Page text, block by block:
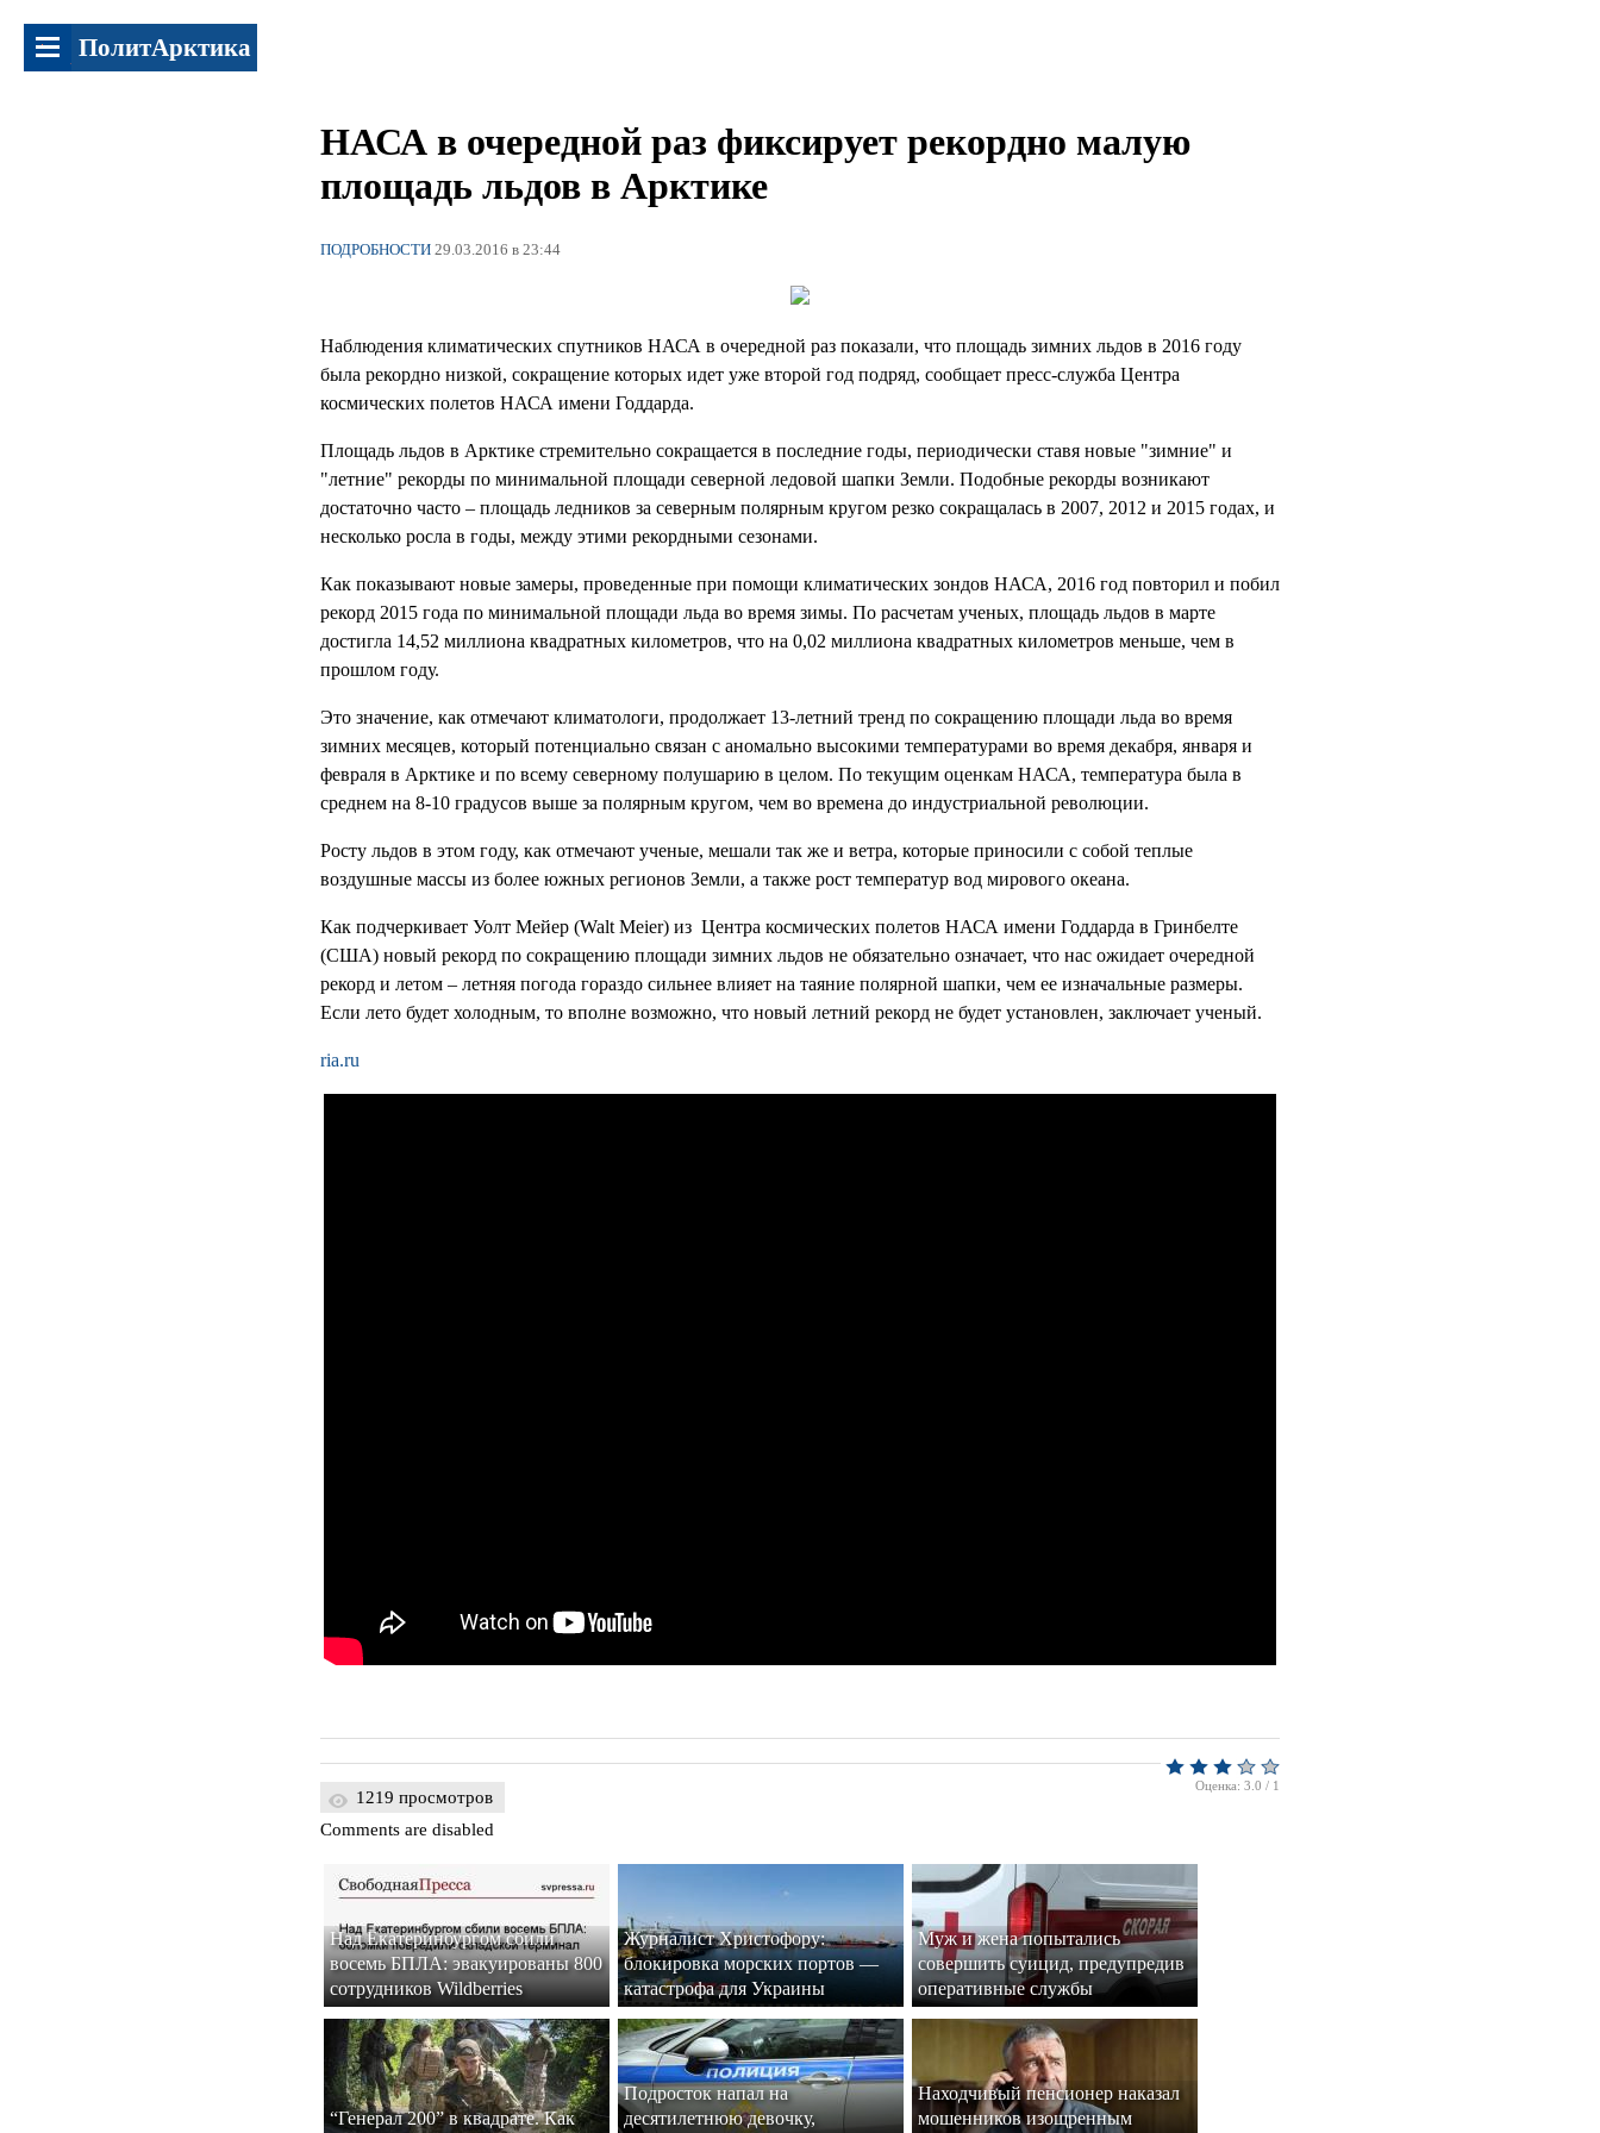
ПолитАрктика
НАСА в очередной раз фиксирует рекордно малую
площадь льдов в Арктике
ПОДРОБНОСТИ29.03.2016 в 23:44
Наблюдения климатических спутников НАСА в очередной раз показали, что площадь зимних льдов в 2016 году
была рекордно низкой, сокращение которых идет уже второй год подряд, сообщает пресс-служба Центра
космических полетов НАСА имени Годдарда.
Площадь льдов в Арктике стремительно сокращается в последние годы, периодически ставя новые "зимние" и
"летние" рекорды по минимальной площади северной ледовой шапки Земли. Подобные рекорды возникают
достаточно часто – площадь ледников за северным полярным кругом резко сокращалась в 2007, 2012 и 2015 годах, и
несколько росла в годы, между этими рекордными сезонами.
Как показывают новые замеры, проведенные при помощи климатических зондов НАСА, 2016 год повторил и побил
рекорд 2015 года по минимальной площади льда во время зимы. По расчетам ученых, площадь льдов в марте
достигла 14,52 миллиона квадратных километров, что на 0,02 миллиона квадратных километров меньше, чем в
прошлом году.
Это значение, как отмечают климатологи, продолжает 13-летний тренд по сокращению площади льда во время
зимних месяцев, который потенциально связан с аномально высокими температурами во время декабря, января и
февраля в Арктике и по всему северному полушарию в целом. По текущим оценкам НАСА, температура была в
среднем на 8-10 градусов выше за полярным кругом, чем во времена до индустриальной революции.
Росту льдов в этом году, как отмечают ученые, мешали так же и ветра, которые приносили с собой теплые
воздушные массы из более южных регионов Земли, а также рост температур вод мирового океана.
Как подчеркивает Уолт Мейер (Walt Meier) из Центра космических полетов НАСА имени Годдарда в Гринбелте
(США) новый рекорд по сокращению площади зимних льдов не обязательно означает, что нас ожидает очередной
рекорд и летом – летняя погода гораздо сильнее влияет на таяние полярной шапки, чем ее изначальные размеры.
Если лето будет холодным, то вполне возможно, что новый летний рекорд не будет установлен, заключает ученый.
ria.ru
Оценка: 3.0 / 1
1219 просмотров
Comments are disabled
Над Екатеринбургом сбили
восемь БПЛА: эвакуированы 800
сотрудников Wildberries
Журналист Христофору:
блокировка морских портов —
катастрофа для Украины
Муж и жена попытались
совершить суицид, предупредив
оперативные службы
“Генерал 200” в квадрате. Как
Подросток напал на
десятилетнюю девочку,
Находчивый пенсионер наказал
мошенников изощренным